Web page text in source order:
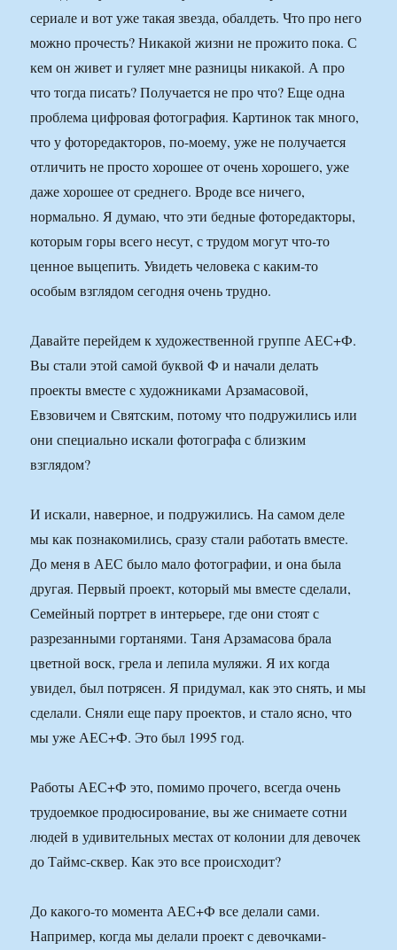
сериале и вот уже такая звезда, обалдеть. Что про него
можно прочесть? Никакой жизни не прожито пока. С
кем он живет и гуляет мне разницы никакой. А про
что тогда писать? Получается не про что? Еще одна
проблема цифровая фотография. Картинок так много,
что у фоторедакторов, по-моему, уже не получается
отличить не просто хорошее от очень хорошего, уже
даже хорошее от среднего. Вроде все ничего,
нормально. Я думаю, что эти бедные фоторедакторы,
которым горы всего несут, с трудом могут что-то
ценное выцепить. Увидеть человека с каким-то
особым взглядом сегодня очень трудно.
Давайте перейдем к художественной группе АЕС+Ф.
Вы стали этой самой буквой Ф и начали делать
проекты вместе с художниками Арзамасовой,
Евзовичем и Святским, потому что подружились или
они специально искали фотографа с близким
взглядом?
И искали, наверное, и подружились. На самом деле
мы как познакомились, сразу стали работать вместе.
До меня в АЕС было мало фотографии, и она была
другая. Первый проект, который мы вместе сделали,
Семейный портрет в интерьере, где они стоят с
разрезанными гортанями. Таня Арзамасова брала
цветной воск, грела и лепила муляжи. Я их когда
увидел, был потрясен. Я придумал, как это снять, и мы
сделали. Сняли еще пару проектов, и стало ясно, что
мы уже АЕС+Ф. Это был 1995 год.
Работы АЕС+Ф это, помимо прочего, всегда очень
трудоемкое продюсирование, вы же снимаете сотни
людей в удивительных местах от колонии для девочек
до Таймс-сквер. Как это все происходит?
До какого-то момента АЕС+Ф все делали сами.
Например, когда мы делали проект с девочками-